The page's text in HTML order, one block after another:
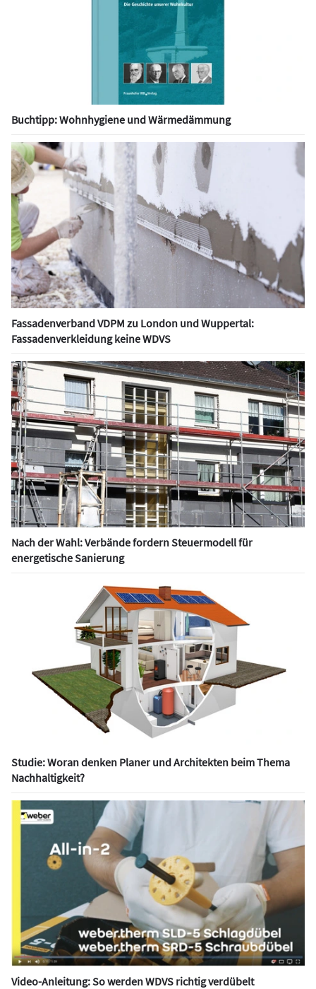
Buchtipp: Wohnhygiene und Wärmedämmung
Fassadenverband VDPM zu London und Wuppertal:
Fassadenverkleidung keine WDVS
Nach der Wahl: Verbände fordern Steuermodell für
energetische Sanierung
Studie: Woran denken Planer und Architekten beim Thema
Nachhaltigkeit?
Video-Anleitung: So werden WDVS richtig verdübelt